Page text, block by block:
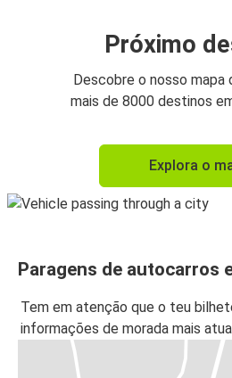
Próximo
Descobre o nosso mapa
mais de 8000 destinos
Explora o
Paragens de autocarros
Tem em atenção que o teu
informações de morada mais